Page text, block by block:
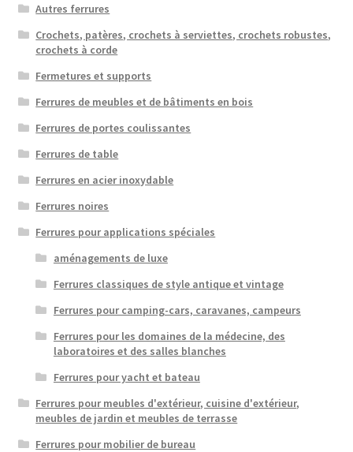
Autres ferrures
Crochets, patères, crochets à serviettes, crochets robustes,
crochets à corde
Fermetures et supports
Ferrures de meubles et de bâtiments en bois
Ferrures de portes coulissantes
Ferrures de table
Ferrures en acier inoxydable
Ferrures noires
Ferrures pour applications spéciales
aménagements de luxe
Ferrures classiques de style antique et vintage
Ferrures pour camping-cars, caravanes, campeurs
Ferrures pour les domaines de la médecine, des
laboratoires et des salles blanches
Ferrures pour yacht et bateau
Ferrures pour meubles d'extérieur, cuisine d'extérieur,
meubles de jardin et meubles de terrasse
Ferrures pour mobilier de bureau